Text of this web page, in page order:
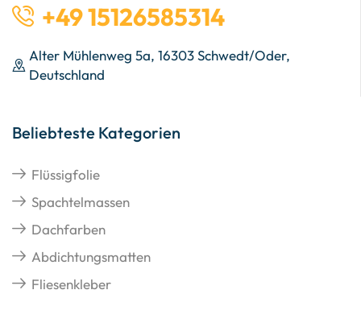
+49 15126585314
Alter Mühlenweg 5a, 16303 Schwedt/Oder,
Deutschland
Beliebteste Kategorien
Flüssigfolie
Spachtelmassen
Dachfarben
Abdichtungsmatten
Fliesenkleber